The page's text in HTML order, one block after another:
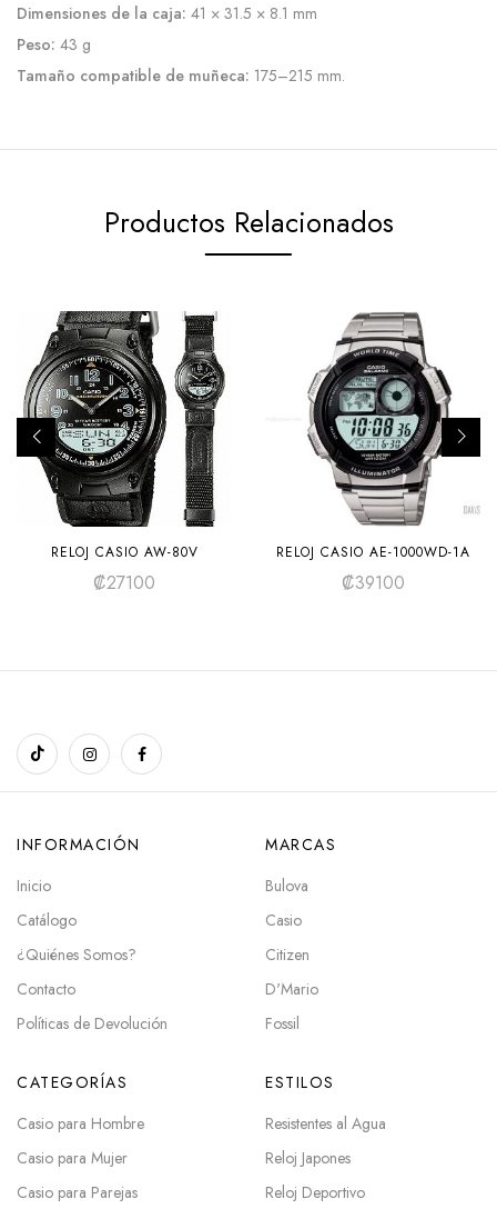
Dimensiones de la caja: 41 × 31.5 × 8.1 mm
Peso: 43 g
Tamaño compatible de muñeca: 175–215 mm.
Productos Relacionados
RELOJ CASIO AW-80V
₡27100
RELOJ CASIO AE-1000WD-1A
₡39100
INFORMACIÓN
Inicio
Catálogo
¿Quiénes Somos?
Contacto
Políticas de Devolución
MARCAS
Bulova
Casio
Citizen
D'Mario
Fossil
CATEGORÍAS
Casio para Hombre
Casio para Mujer
Casio para Parejas
ESTILOS
Resistentes al Agua
Reloj Japones
Reloj Deportivo